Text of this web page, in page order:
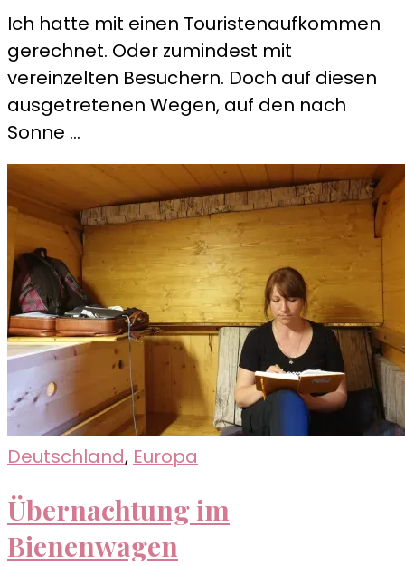
–
Höhlenwohnung
Langenstein
Ich hatte mit einen Touristenaufkommen
gerechnet. Oder zumindest mit
vereinzelten Besuchern. Doch auf diesen
ausgetretenen Wegen, auf den nach
Sonne …
Deutschland, Europa
Übernachtung im
Bienenwagen